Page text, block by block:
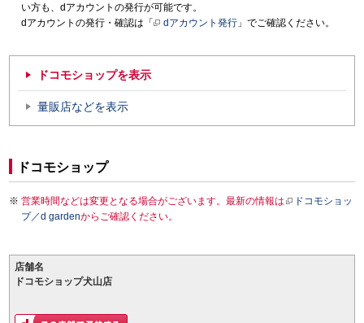
い方も、dアカウントの発行が可能です。
dアカウントの発行・確認は「
dアカウント発行 」でご確認ください。
ドコモショップを表示
量販店などを表示
ドコモショップ
営業時間などは変更となる場合がございます。最新の情報は
ドコモショッ
プ／d gardenからご確認ください。
店舗名
ドコモショップ犬山店